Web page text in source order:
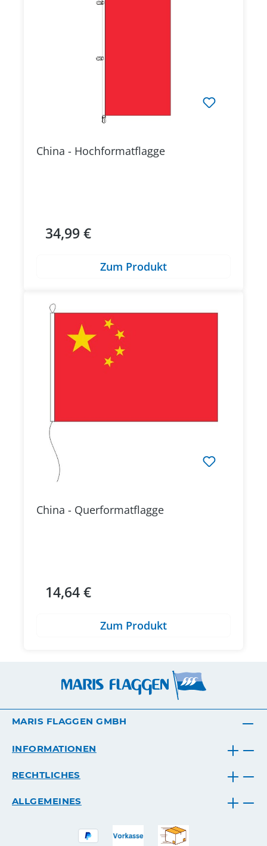
China - Hochformatflagge
Regulärer Preis:
34,99 €
Zum Produkt
China - Querformatflagge
Regulärer Preis:
14,64 €
Zum Produkt
MARIS FLAGGEN GMBH
INFORMATIONEN
RECHTLICHES
ALLGEMEINES